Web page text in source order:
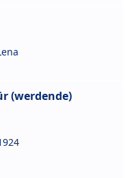
(werdende)